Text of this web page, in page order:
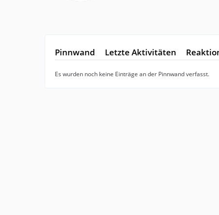
Pinnwand Letzte Aktivitäten
Es wurden noch keine Einträge an der Pinnwand verfasst.